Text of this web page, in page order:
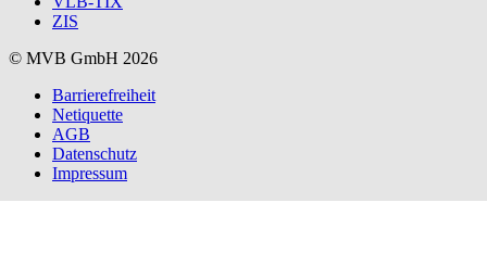
ZIS
© MVB GmbH 2026
Barrierefreiheit
Netiquette
AGB
Datenschutz
Impressum